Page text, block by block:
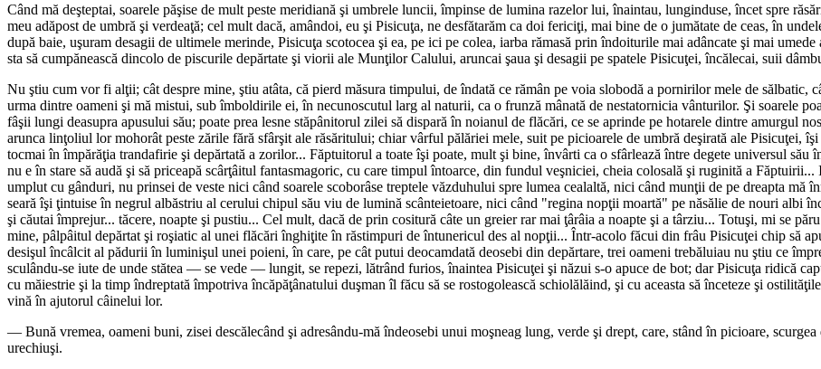
Când mă deşteptai, soarele păşise de mult peste meridiană şi umbrele luncii, împinse de lumina razelor lui, înaintau, lunginduse, încet spre
meu adăpost de umbră şi verdeaţă; cel mult dacă, amândoi, eu şi Pisicuţa, ne desfătarăm ca doi fericiţi, mai bine de o jumătate de ceas, în
după baie, uşuram desagii de ultimele merinde, Pisicuţa scotocea şi ea, pe ici pe colea, iarba rămasă prin îndoiturile mai adâncate şi mai
sta să cumpănească dincolo de piscurile depărtate şi viorii ale Munţilor Calului, aruncai şaua şi desagii pe spatele Pisicuţei, încălecai, suii
Nu ştiu cum vor fi alţii; cât despre mine, ştiu atâta, că pierd măsura timpului, de îndată ce rămân pe voia slobodă a pornirilor mele de sălbatic,
urma dintre oameni şi mă mistui, sub îmboldirile ei, în necunoscutul larg al naturii, ca o frunză mânată de nestatornicia vânturilor. Şi soarele
fâşii lungi deasupra apusului său; poate prea lesne stăpânitorul zilei să dispară în noianul de flăcări, ce se aprinde pe hotarele dintre amurgul
arunca linţoliul lor mohorât peste zările fără sfârşit ale răsăritului; chiar vârful pălăriei mele, suit pe picioarele de umbră deşirată ale Pisicuţei,
tocmai în împărăţia trandafirie şi depărtată a zorilor... Făptuitorul a toate îşi poate, mult şi bine, învârti ca o sfârlează între degete universul
nu e în stare să audă şi să priceapă scârţâitul fantasmagoric, cu care timpul întoarce, din fundul veşniciei, cheia colosală şi ruginită a Făptuirii...
umplut cu gânduri, nu prinsei de veste nici când soarele scoborâse treptele văzduhului spre lumea cealaltă, nici când munţii de pe dreapta mă
seară îşi ţintuise în negrul albăstriu al cerului chipul său viu de lumină scânteietoare, nici când "regina nopţii moartă" pe năsălie de nouri albi
şi căutai împrejur... tăcere, noapte şi pustiu... Cel mult, dacă de prin cositură câte un greier rar mai ţârâia a noapte şi a târziu... Totuşi, mi se
mine, pâlpâitul depărtat şi roşiatic al unei flăcări înghiţite în răstimpuri de întunericul des al nopţii... Într-acolo făcui din frâu Pisicuţei chip să
desişul încâlcit al pădurii în luminişul unei poieni, în care, pe cât putui deocamdată deosebi din depărtare, trei oameni trebăluiau nu ştiu ce
sculându-se iute de unde stătea — se vede — lungit, se repezi, lătrând furios, înaintea Pisicuţei şi năzui s-o apuce de bot; dar Pisicuţa ridică
cu măiestrie şi la timp îndreptată împotriva încăpăţânatului duşman îl făcu să se rostogolească schiolălăind, şi cu aceasta să înceteze şi
vină în ajutorul câinelui lor.
— Bună vremea, oameni buni, zisei descălecând şi adresându-mă îndeosebi unui moşneag lung, verde şi drept, care, stând în picioare,
urechiuşi.